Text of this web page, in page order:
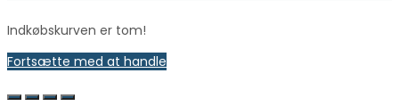
Indkøbskurven er tom!
Fortsætte med at handle